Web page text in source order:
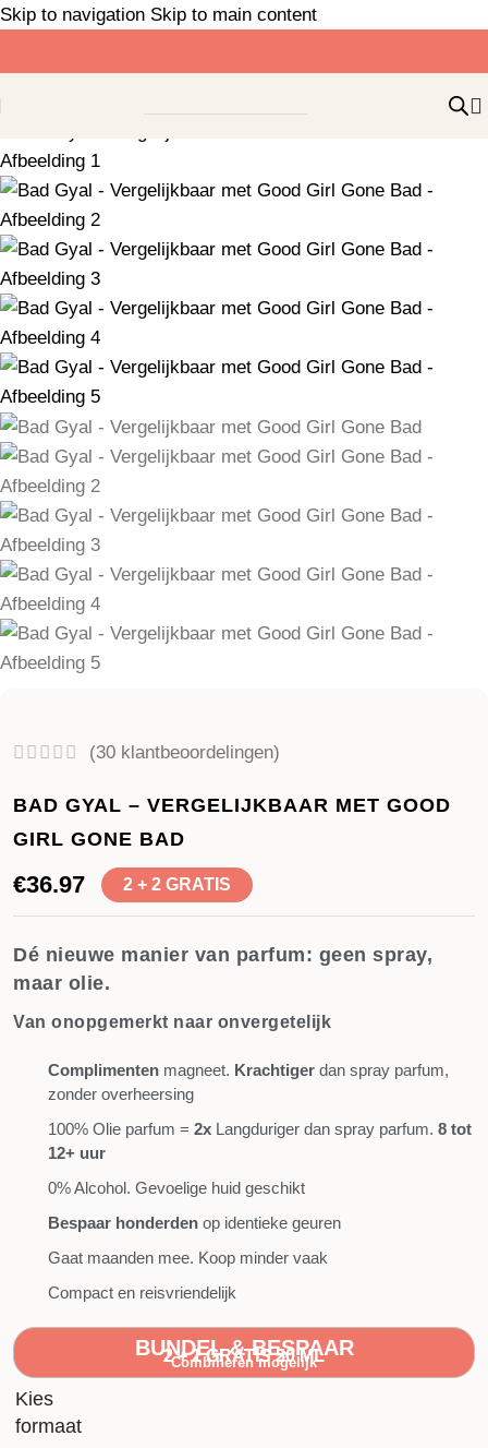
Skip to navigation Skip to main content
(30 klantbeoordelingen)
BAD GYAL – VERGELIJKBAAR MET GOOD
GIRL GONE BAD
€36.97 2 + 2 GRATIS
Dé nieuwe manier van parfum: geen spray,
maar olie.
Van onopgemerkt naar onvergetelijk
Complimenten magneet. Krachtiger dan spray parfum,
zonder overheersing
100% Olie parfum = 2x Langduriger dan spray parfum. 8 tot
12+ uur
0% Alcohol. Gevoelige huid geschikt
Bespaar honderden op identieke geuren
Gaat maanden mee. Koop minder vaak
Compact en reisvriendelijk
BUNDEL & BESPAAR
2 + 2 GRATIS 20 ML
2 + 1 GRATIS 50 ML
Combineren mogelijk